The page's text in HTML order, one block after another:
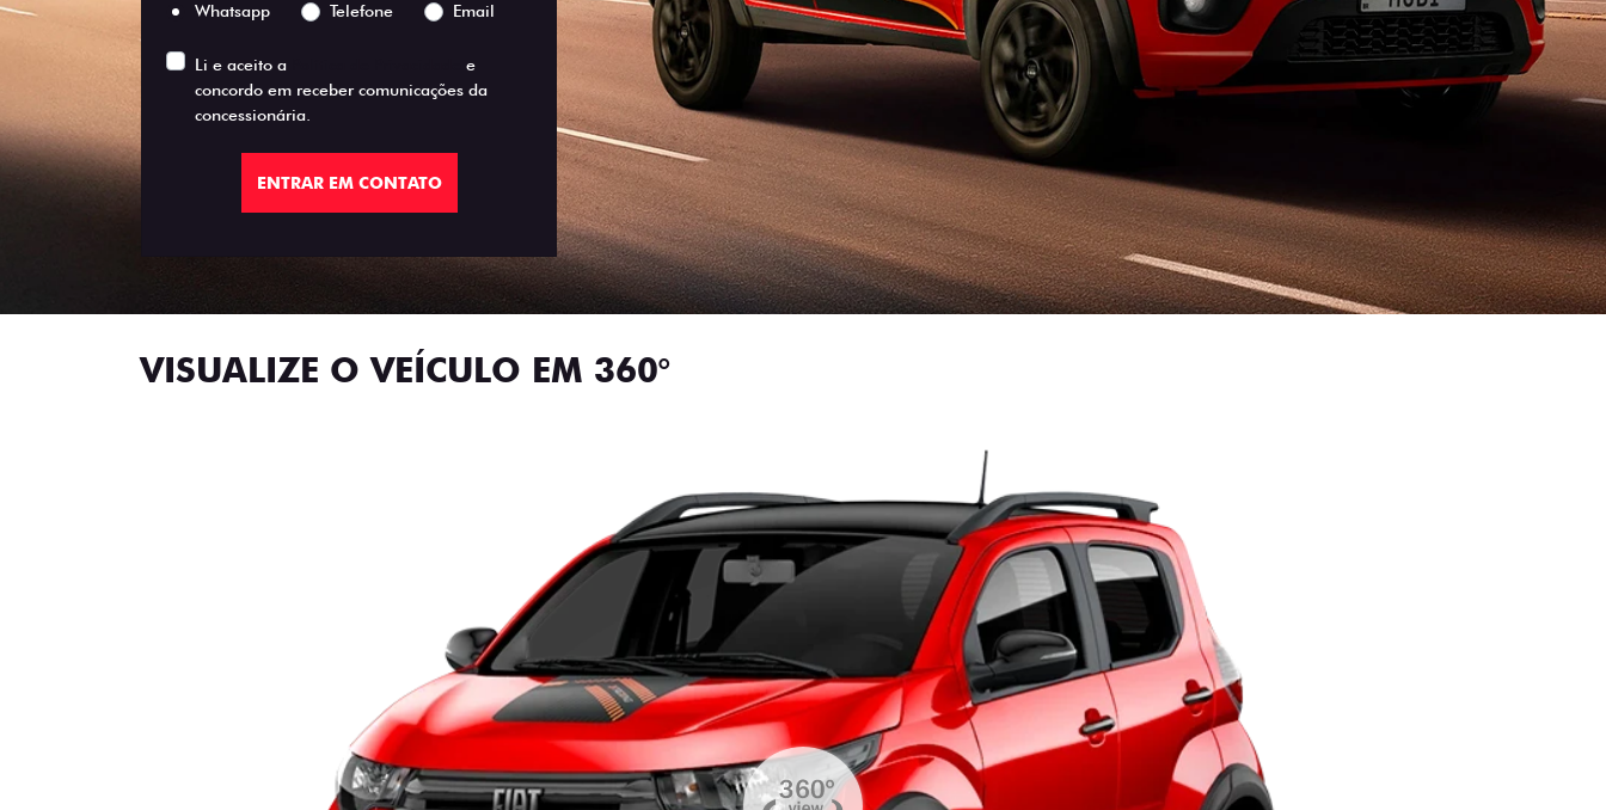
Whatsapp
Telefone Email
Li e aceito a
e
concordo em receber comunicações da
concessionária.
ENTRAR EM CONTATO
VISUALIZE O VEÍCULO EM 360°